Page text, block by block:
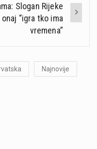
Slogan Rijeke
“igra tko ima
vremena”
Najnovije